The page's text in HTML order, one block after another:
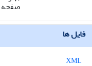
صفحه
فایل ها